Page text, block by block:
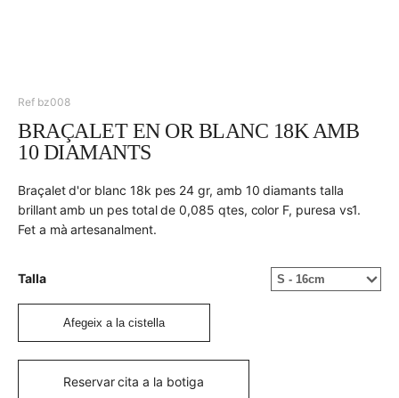
Ref bz008
BRAÇALET EN OR BLANC 18K AMB
10 DIAMANTS
Braçalet d'or blanc 18k pes 24 gr, amb 10 diamants talla
brillant amb un pes total de 0,085 qtes, color F, puresa vs1.
Fet a mà artesanalment.
Talla
Afegeix a la cistella
Reservar cita a la botiga